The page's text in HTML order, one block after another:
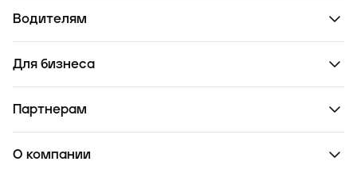
Водителям
Для бизнеса
Партнерам
О компании